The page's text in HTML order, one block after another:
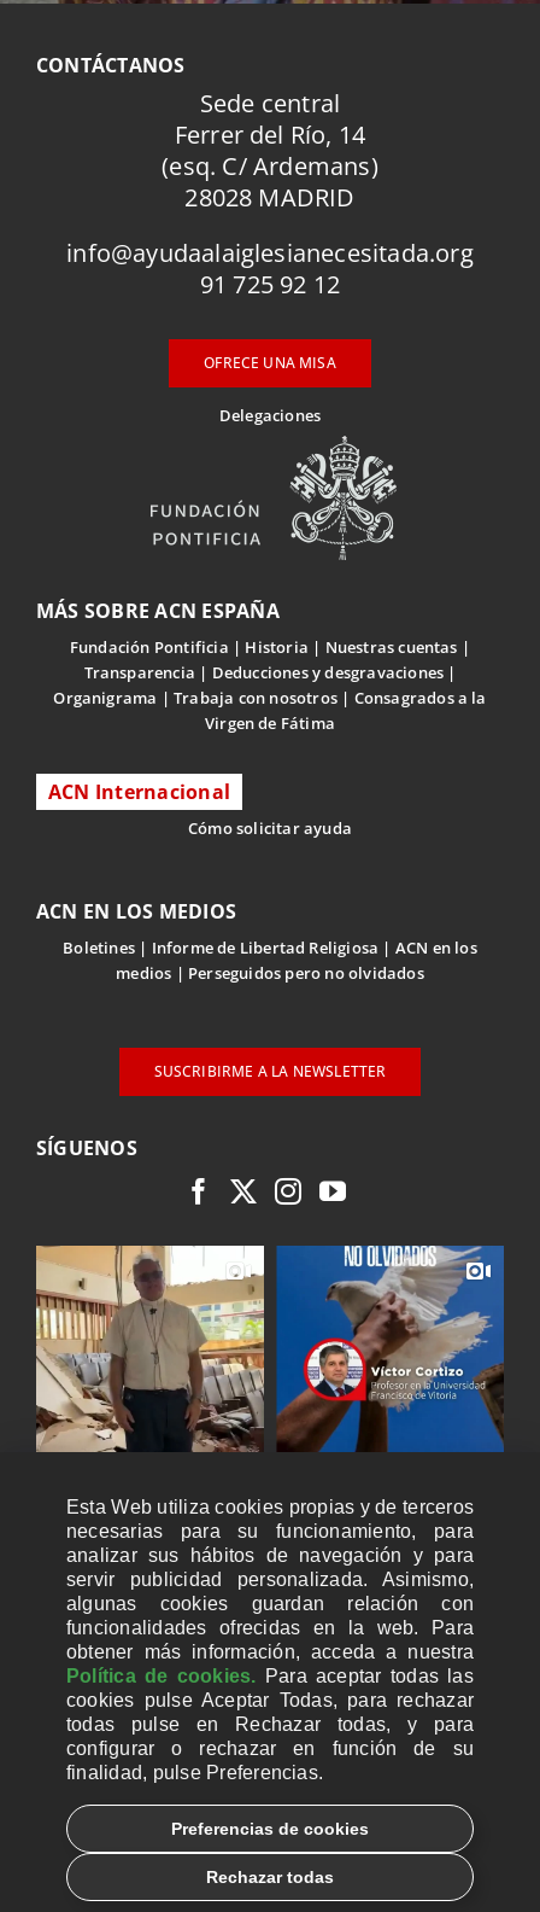
CONTÁCTANOS
Sede central
Ferrer del Río, 14
(esq. C/ Ardemans)
28028 MADRID
info@ayudaalaiglesianecesitada.org
91 725 92 12
OFRECE UNA MISA
Delegaciones
MÁS SOBRE ACN ESPAÑA
Fundación Pontificia Historia
Nuestras cuentas
Transparencia
Deducciones y desgravaciones
Organigrama
Trabaja con nosotros
Consagrados a la
Virgen de Fátima
ACN Internacional
Cómo solicitar ayuda
ACN EN LOS MEDIOS
Boletines Informe de Libertad Religiosa
ACN en los
medios
Perseguidos pero no olvidados
SUSCRIBIRME A LA NEWSLETTER
SÍGUENOS
CUENTAS BANCARIAS PARA DONAR
Esta Web utiliza cookies propias y de terceros
necesarias para su funcionamiento, para
analizar sus hábitos de navegación y para
servir publicidad personalizada. Asimismo,
algunas cookies guardan relación con
funcionalidades ofrecidas en la web. Para
obtener más información, acceda a nuestra
Política de cookies. Para aceptar todas las
cookies pulse Aceptar Todas, para rechazar
todas pulse en Rechazar todas, y para
configurar o rechazar en función de su
finalidad, pulse Preferencias.
Preferencias de cookies
Rechazar todas